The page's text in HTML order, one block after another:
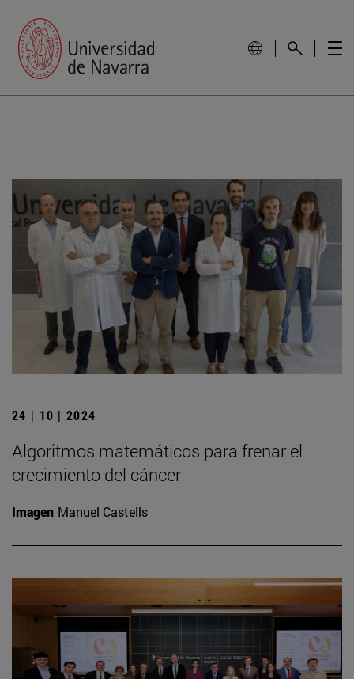
24 | 10 | 2024
Algoritmos matemáticos para frenar el
crecimiento del cáncer
Imagen Manuel Castells